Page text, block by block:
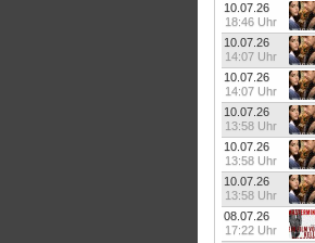
10.07.26
18:46 Uhr
10.07.26
14:07 Uhr
10.07.26
14:07 Uhr
10.07.26
13:58 Uhr
10.07.26
13:58 Uhr
10.07.26
13:58 Uhr
08.07.26
17:22 Uhr